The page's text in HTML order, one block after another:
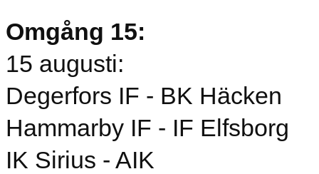
Omgång 15:
15 augusti:
Degerfors IF - BK Häcken
Hammarby IF - IF Elfsborg
IK Sirius - AIK